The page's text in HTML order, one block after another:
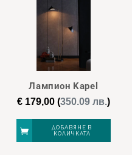
Лампион Kapel
€179,00(350.09 лв.)
ДОБАВЯНЕ В
КОЛИЧКАТА